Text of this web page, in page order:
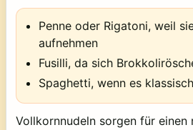
Penne oder Rigatoni, weil
aufnehmen
Fusilli, da sich
Spaghetti, wenn es
Vollkornnudeln sorgen für einen